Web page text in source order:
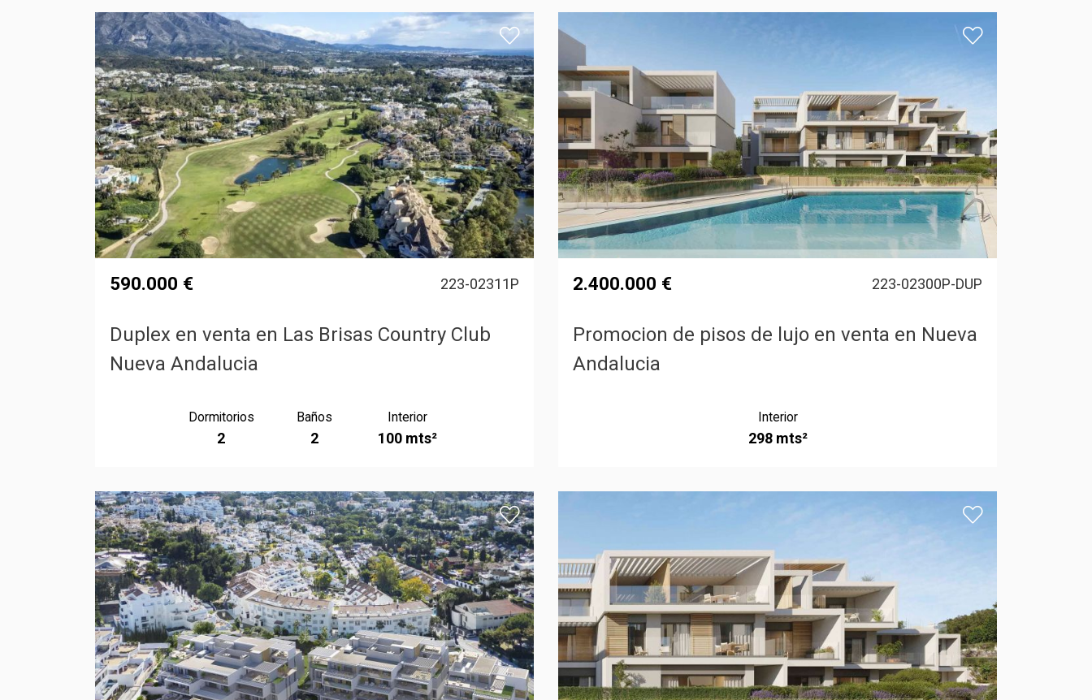
590.000 € 223-02311P
Duplex en venta en Las Brisas Country Club
Nueva Andalucia
Dormitorios
2
Baños
2
Interior
100 mts²
2.400.000 € 223-02300P-DUP
Promocion de pisos de lujo en venta en Nueva
Andalucia
Interior
298 mts²